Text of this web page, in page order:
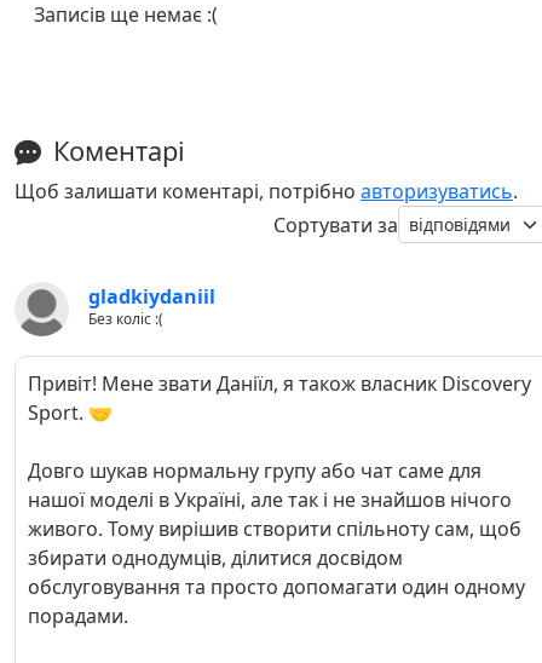
Записів ще немає :(
Коментарі
Щоб залишати коментарі, потрібно авторизуватись.
Сортувати за
gladkiydaniil
Без коліс :(
Привіт! Мене звати Даніїл, я також власник Discovery
Sport. 🤝
Довго шукав нормальну групу або чат саме для
нашої моделі в Україні, але так і не знайшов нічого
живого. Тому вирішив створити спільноту сам, щоб
збирати однодумців, ділитися досвідом
обслуговування та просто допомагати один одному
порадами.